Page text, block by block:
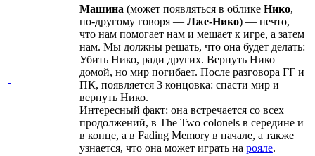
Машина (может появляться в облике Нико,
по-другому говоря — Лже-Нико) — нечто,
что нам помогает нам и мешает к игре, а затем
нам. Мы должны решать, что она будет делать:
Убить Нико, ради других. Вернуть Нико
домой, но мир погибает. После разговора ГГ и
ПК, появляется 3 концовка: спасти мир и
вернуть Нико.
Интересный факт: она встречается со всех
продолжений, в The Two colonels в середине и
в конце, а в Fading Memory в начале, а также
узнается, что она может играть на рояле.